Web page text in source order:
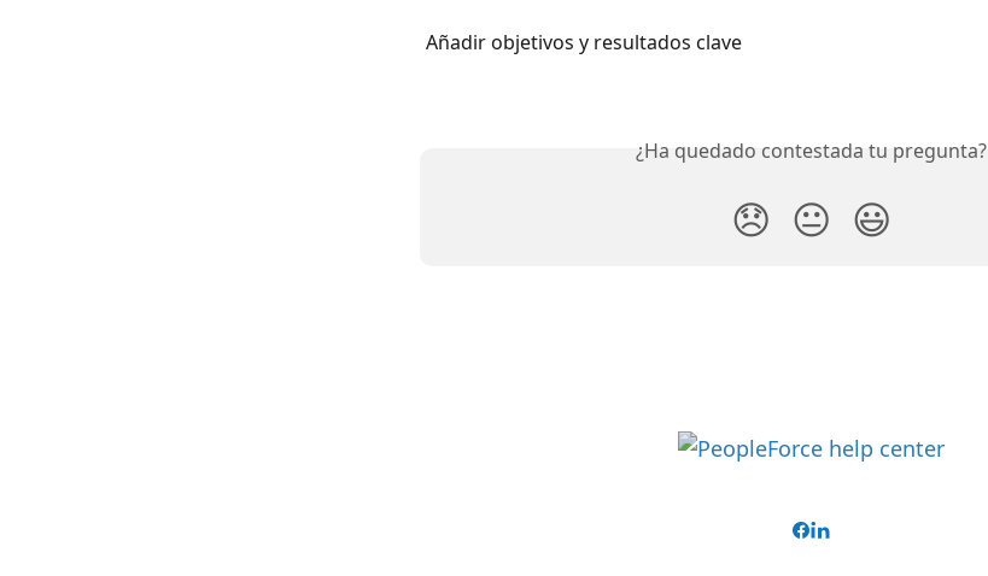
Añadir objetivos y resultados clave
¿Ha quedado contestada tu pregunta?
😞 😐 😃